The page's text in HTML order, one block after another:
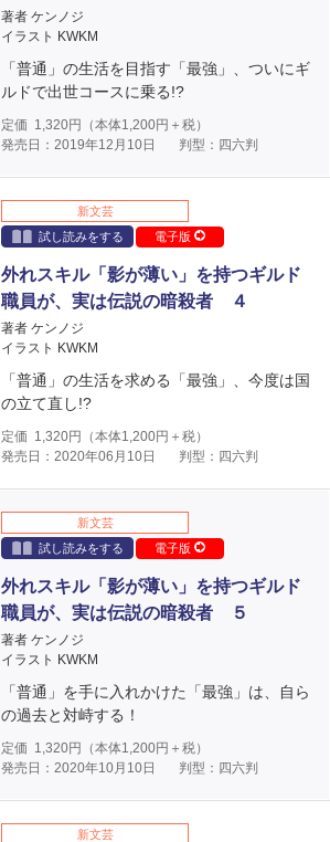
著者 ケンノジ
イラスト KWKM
「普通」の生活を目指す「最強」、ついにギ
ルドで出世コースに乗る!?
定価 1,320円（本体1,200円＋税）
発売日：2019年12月10日
判型：四六判
新文芸
試し読みをする
電子版
外れスキル「影が薄い」を持つギルド
職員が、実は伝説の暗殺者 ４
著者 ケンノジ
イラスト KWKM
「普通」の生活を求める「最強」、今度は国
の立て直し!?
定価 1,320円（本体1,200円＋税）
発売日：2020年06月10日
判型：四六判
新文芸
試し読みをする
電子版
外れスキル「影が薄い」を持つギルド
職員が、実は伝説の暗殺者 ５
著者 ケンノジ
イラスト KWKM
「普通」を手に入れかけた「最強」は、自ら
の過去と対峙する！
定価 1,320円（本体1,200円＋税）
発売日：2020年10月10日
判型：四六判
新文芸